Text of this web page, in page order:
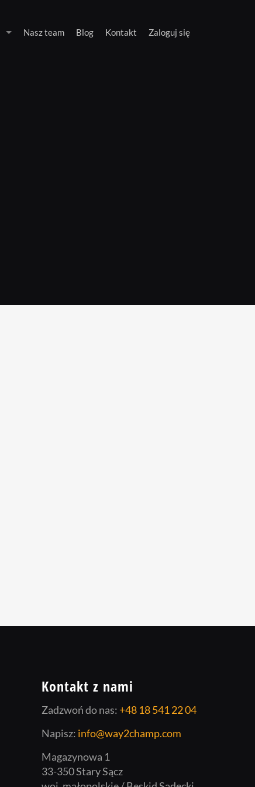
Nasz team Blog Kontakt Zaloguj się
Kontakt z nami
Zadzwoń do nas: +48 18 541 22 04
Napisz: info@way2champ.com
Magazynowa 1
33-350 Stary Sącz